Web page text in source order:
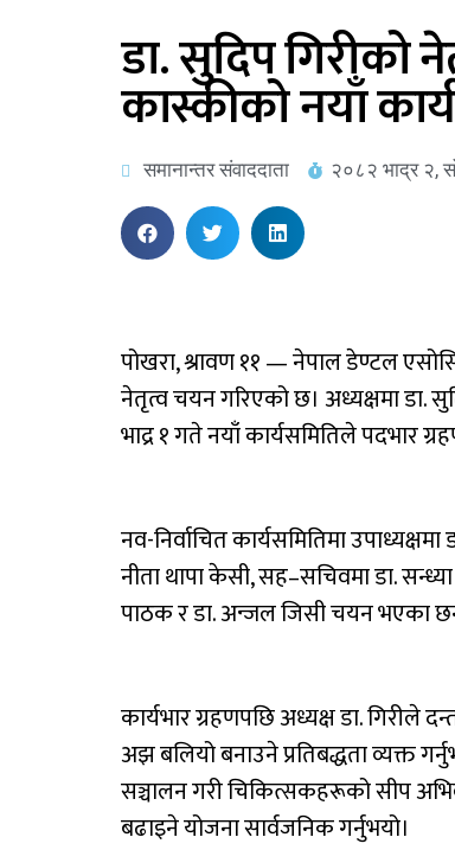
डा. सुदिप
कास्कीको नयाँ
समानान्तर संवाददाता २०८२ भाद्र २,
पोखरा, श्रावण ११ — नेपाल डेण्टल
नेतृत्व चयन गरिएको छ। अध्यक्षमा डा.
भाद्र १ गते नयाँ कार्यसमितिले पदभार
नव-निर्वाचित कार्यसमितिमा
नीता थापा केसी, सह–सचिवमा डा.
पाठक र डा. अन्जल जिसी चयन भएका
कार्यभार ग्रहणपछि अध्यक्ष डा.
अझ बलियो बनाउने प्रतिबद्धता व्यक्त
सञ्चालन गरी चिकित्सकहरूको सीप
बढाइने योजना सार्वजनिक गर्नुभयो।